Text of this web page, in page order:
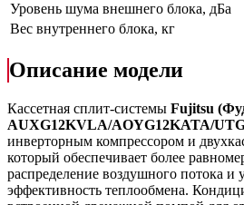
Уровень шума внешнего блока, дБа
Вес внутреннего блока, кг
Описание модели
Кассетная сплит-системы Fujitsu
AUXG12KVLA/AOYG12KATA/
инверторным компрессором и
который обеспечивает более
распределение воздушного потока и
эффективность теплообмена.